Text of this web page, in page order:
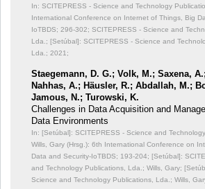
In: SCITEPRESS - Science and Technology
International Conference on Internet of Things, Big
IoTBDS; 296-302; SCITEPRESS - Science and
Lda.; [Setúbal]: SCITEPRESS - Science and
Lda.; 2021;
Staegemann, D. G.; Volk, M.; Saxena,
Nahhas, A.; Häusler, R.; Abdallah, M.;
Jamous, N.; Turowski, K.
Challenges in Data Acquisition and
Data Environments
In: [Setúbal]: SCITEPRESS - Science and
Wills, Gary (Hrsg.): 6th International Conference on
Data and Security-IoTBDS; 193-204; [Setúbal]:
and Technology Publications, Lda.; Wills, Gary;
Science and Technology Publications, Lda.; Wills,